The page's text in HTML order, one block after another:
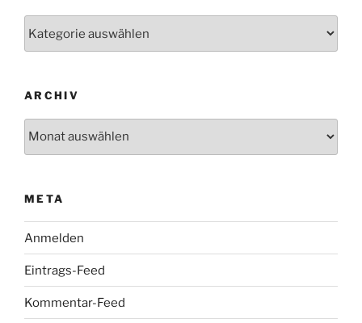
ARCHIV
META
Anmelden
Eintrags-Feed
Kommentar-Feed